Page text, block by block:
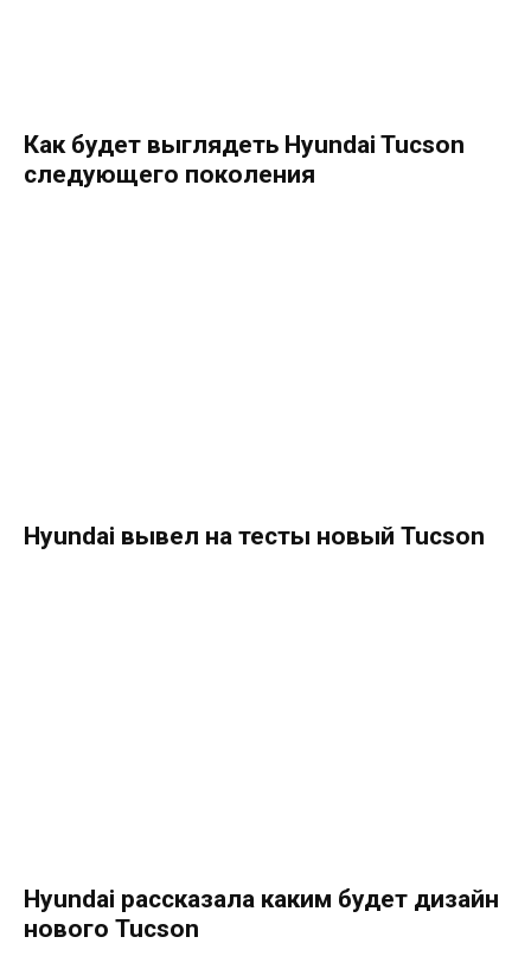
Как будет выглядеть Hyundai Tucson
следующего поколения
Hyundai вывел на тесты новый Tucson
Hyundai рассказала каким будет дизайн
нового Tucson